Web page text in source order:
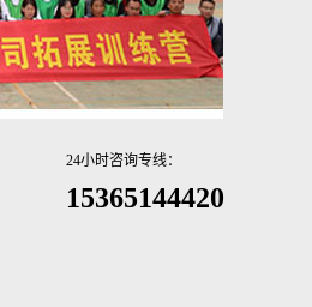
24小时咨询专线：
15365144420